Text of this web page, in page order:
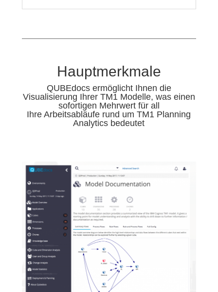
Hauptmerkmale
QUBEdocs ermöglicht Ihnen die
Visualisierung Ihrer TM1 Modelle, was einen
sofortigen Mehrwert für all
Ihre Arbeitsabläufe rund um TM1 Planning
Analytics bedeutet